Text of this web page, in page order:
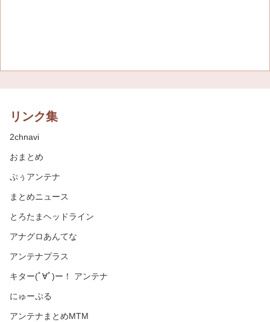
リンク集
2chnavi
おまとめ
ぷぅアンテナ
まとめニュース
とろたまヘッドライン
アナグロあんてな
アンテナプラス
キター(ﾟ∀ﾟ)ー！ アンテナ
にゅーぷる
アンテナまとめMTM